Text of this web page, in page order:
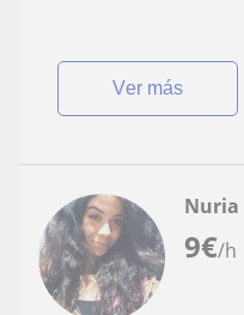
ver más
9€/h
Nuria